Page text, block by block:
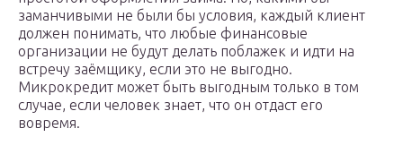
заманчивыми не были бы условия, каждый клиент
должен понимать, что любые финансовые
организации не будут делать поблажек и идти на
встречу заёмщику, если это не выгодно.
Микрокредит может быть выгодным только в том
случае, если человек знает, что он отдаст его
вовремя.